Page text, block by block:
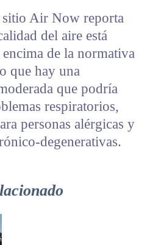
sitio Air Now reporta
del aire está
de la normativa
que hay una
que podría
respiratorios,
personas alérgicas y
degenerativas.